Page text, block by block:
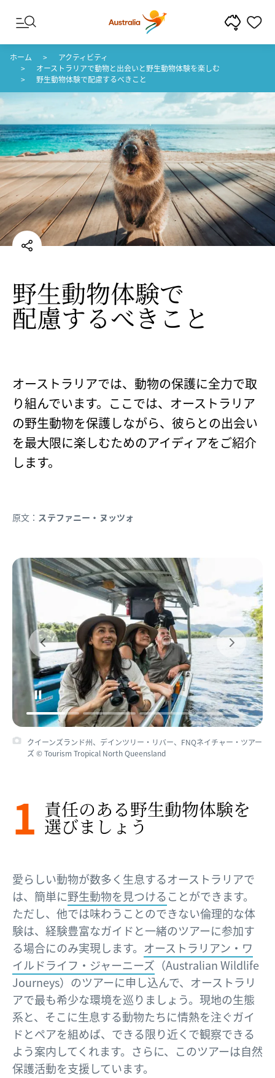
コンテンツへスキップ
フッターナビゲーションへスキップ
ホーム
アクティビティ
オーストラリアで動物と出会いと野生動物体験を楽しむ
野生動物体験で配慮するべきこと
野生動物体験で​
配慮するべきこと
オーストラリアでは、動物の保護に全力で取
り組んでいます。ここでは、オーストラリア
の野生動物を保護しながら、彼らとの出会い
を最大限に楽しむためのアイディアをご紹介
します。
原文： ステファニー・ヌッツォ
クイーンズランド州、デインツリー・リバー、FNQネイチャー・ツアー
ズ © Tourism Tropical North Queensland
1 責任の​ある​野生動物体験を​
選びましょう​
愛らしい動物が数多く生息するオーストラリアで
は、簡単に野生動物を見つけることができます。
ただし、他では味わうことのできない倫理的な体
験は、経験豊富なガイドと一緒のツアーに参加す
る場合にのみ実現します。 オーストラリアン・ワ
イルドライフ・ジャーニーズ （Australian Wildlife
Journeys）のツアーに申し込んで、オーストラリ
アで最も希少な環境を巡りましょう。現地の生態
系と、そこに生息する動物たちに情熱を注ぐガイ
ドとペアを組めば、できる限り近くで観察できる
よう案内してくれます。さらに、このツアーは自然
保護活動を支援しています。